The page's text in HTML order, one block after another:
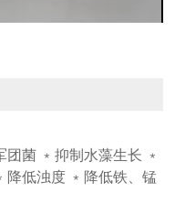
菌 ﹡抑制水藻生长 ﹡
降低浊度 ﹡降低铁、锰